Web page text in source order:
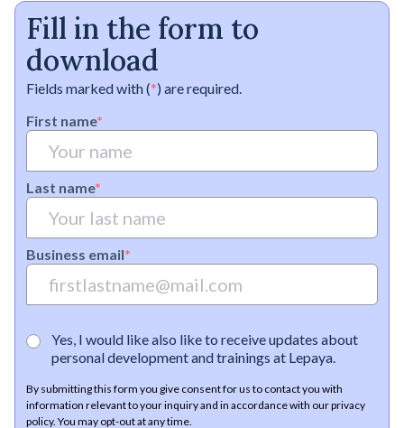
Fill in the form to
download
Fields marked with (*) are required.
First name*
Last name*
Business email*
Yes, I would like also like to receive updates about
personal development and trainings at Lepaya.
By submitting this form you give consent for us to contact you with
information relevant to your inquiry and in accordance with our privacy
policy. You may opt-out at any time.